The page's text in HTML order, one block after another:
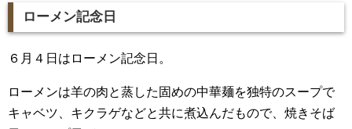
ローメン記念日
６月４日はローメン記念日。
ローメンは羊の肉と蒸した固めの中華麺を独特のスープで
キャベツ、キクラゲなどと共に煮込んだもので、焼きそば